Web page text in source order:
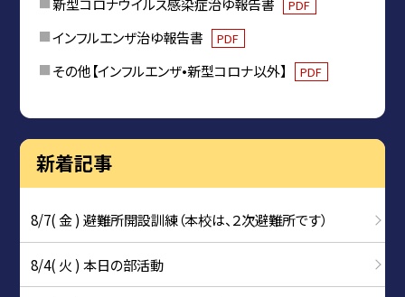
PDF
インフルエンザ治ゆ報告書 PDF
その他【インフルエンザ•新型コロナ以外】 PDF
新着記事
8/7( 金 ) 避難所開設訓練（本校は、２次避難所です）
8/4( 火 ) 本日の部活動